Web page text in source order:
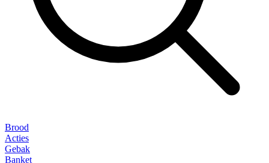
Brood
Acties
Gebak
Banket